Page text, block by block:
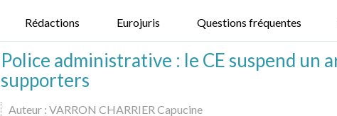
Rédactions Eurojuris Questions fréquentes
Police administrative : le CE suspend un
supporters
Auteur : VARRON CHARRIER Capucine